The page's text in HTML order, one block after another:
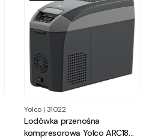
Yolco | 31022
Lodówka przenośna
kompresorowa Yolco ARC18